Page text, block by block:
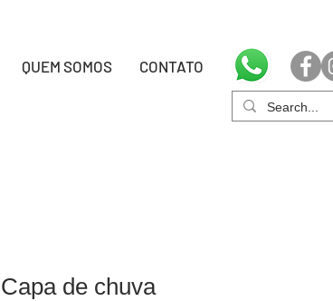
QUEM SOMOS CONTATO
Capa de chuva